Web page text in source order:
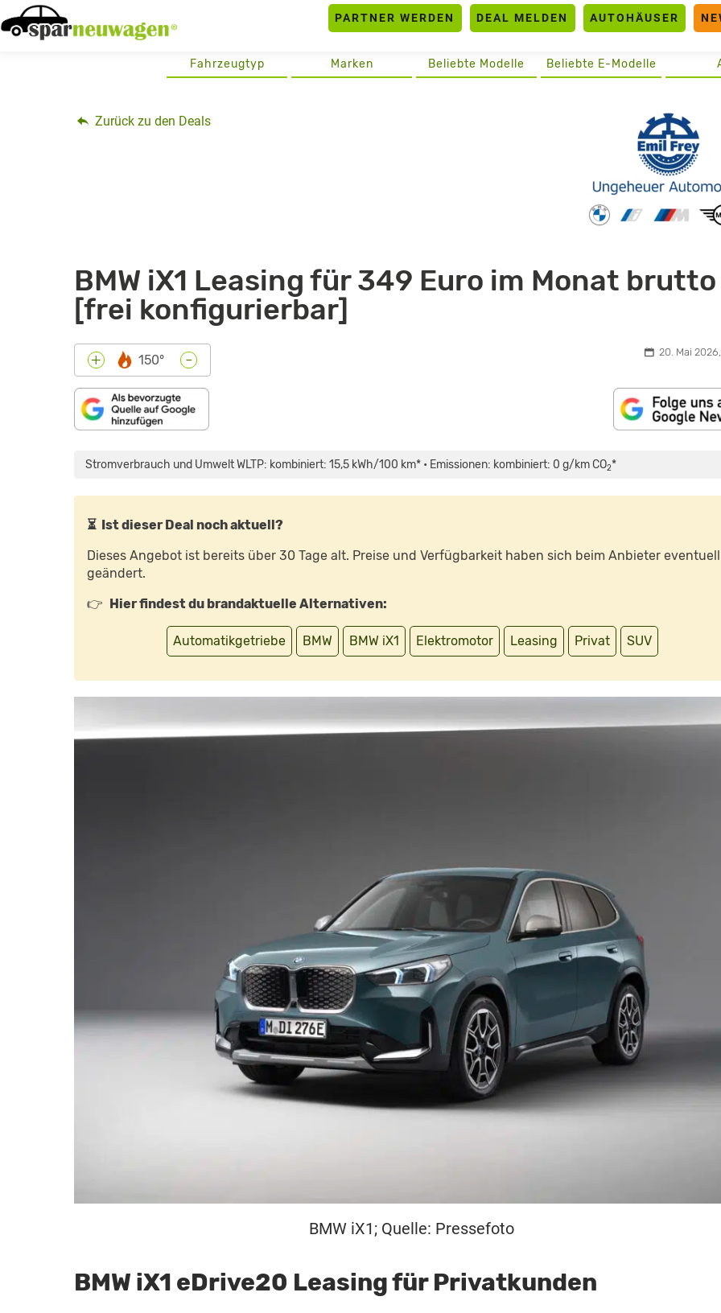
Skip
to
PARTNER WERDEN DEAL MELDEN AUTOHÄUSER
Beliebte E-Modelle
Beliebte Modelle
Marken
Fahrzeugtyp
Zurück zu den Deals
BMW iX1 Leasing für 349 Euro im Monat brutto
[frei konfigurierbar]
+ 150° - 20. Mai
Stromverbrauch und Umwelt WLTP: kombiniert: 15,5 kWh/100 km* • Emissionen: kombiniert: 0 g/km CO2*
⏳ Ist dieser Deal noch aktuell?
Dieses Angebot ist bereits über 30 Tage alt. Preise und Verfügbarkeit haben sich beim Anbieter eventuell
geändert.
👉 Hier findest du brandaktuelle Alternativen:
Automatikgetriebe BMW BMW iX1 Elektromotor Leasing Privat SUV
BMW iX1; Quelle: Pressefoto
BMW iX1 eDrive20 Leasing für Privatkunden
(2022)
X1:
FÄHRT
DIE
DENNIS
PETERMANN“
YOUTUBE